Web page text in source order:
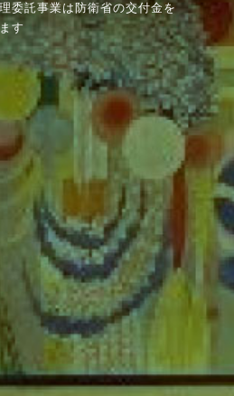
委託事業は防衛省の交付金を
す